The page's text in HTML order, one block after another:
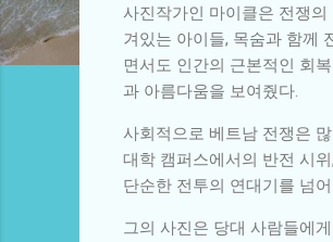
사진작가인 마이클은 전쟁
겨있는 아이들, 목숨과 함께
면서도 인간의 근본적인 회
과 아름다움을 보여줬다.
사회적으로 베트남 전쟁은
대학 캠퍼스에서의 반전 시
단순한 전투의 연대기를 넘
그의 사진은 당대 사람들에